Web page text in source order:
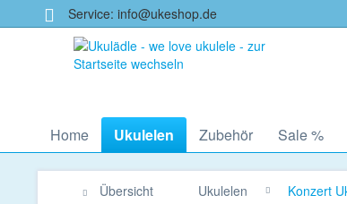
Service: info@ukeshop.de
Home Ukulelen Zubehör Sale %
Übersicht Ukulelen Konzert